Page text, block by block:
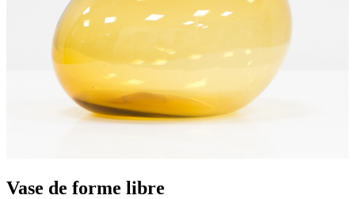
Vase de forme libre